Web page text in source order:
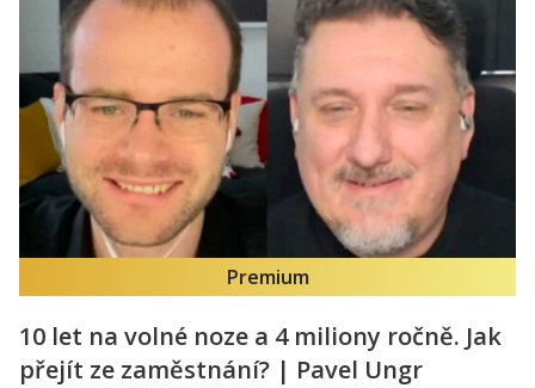
Premium
10 let na volné noze a 4 miliony ročně. Jak
přejít ze zaměstnání? | Pavel Ungr